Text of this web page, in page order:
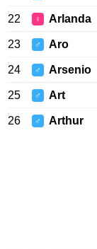
22 ♀ Arlanda
23 ♂ Aro
24 ♂ Arsenio
25 ♂ Art
26 ♂ Arthur